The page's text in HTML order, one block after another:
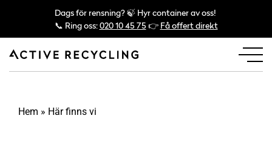
Dags för rensning? 🍃 Hyr container av oss!
📞 Ring oss:020 10 45 75 👉 Få offert direkt
Hem » Här finns vi